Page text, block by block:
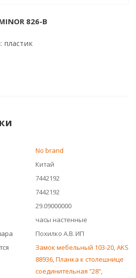
826-В
пластик
No brand
Китай
7442192
7442192
29.09000000
часы настенные
Похилко А.В. ИП
Замок мебельный 103-20, AKS
88936,Планка к столешнице
соединительная "28",